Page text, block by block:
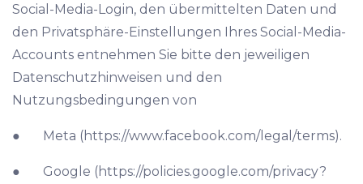
Social-Media-Login, den übermittelten Daten und
den Privatsphäre-Einstellungen Ihres Social-Media-
Accounts entnehmen Sie bitte den jeweiligen
Datenschutzhinweisen und den
Nutzungsbedingungen von
● Meta (https://www.facebook.com/legal/terms).
● Google (https://policies.google.com/privacy?